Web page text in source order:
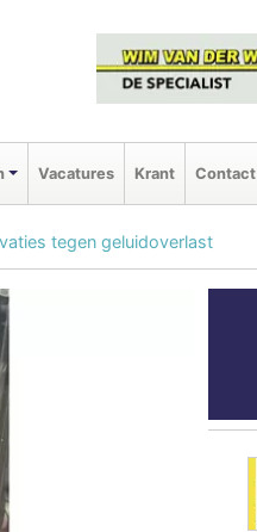
Vacatures Krant Contact
tegen geluidoverlast